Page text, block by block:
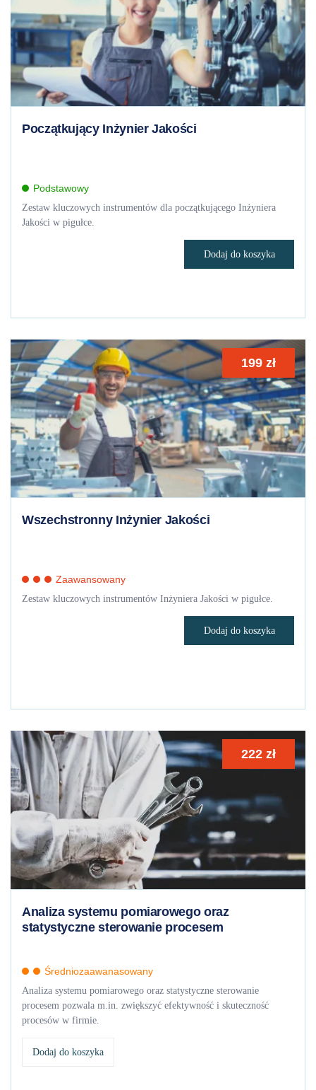
Początkujący Inżynier Jakości
Podstawowy
Zestaw kluczowych instrumentów dla początkującego Inżyniera
Jakości w pigułce.
Dodaj do koszyka
199 zł
Wszechstronny Inżynier Jakości
Zaawansowany
Zestaw kluczowych instrumentów Inżyniera Jakości w pigułce.
Dodaj do koszyka
222 zł
Analiza systemu pomiarowego oraz
statystyczne sterowanie procesem
Średniozaawanasowany
Analiza systemu pomiarowego oraz statystyczne sterowanie
procesem pozwala m.in. zwiększyć efektywność i skuteczność
procesów w firmie.
Dodaj do koszyka